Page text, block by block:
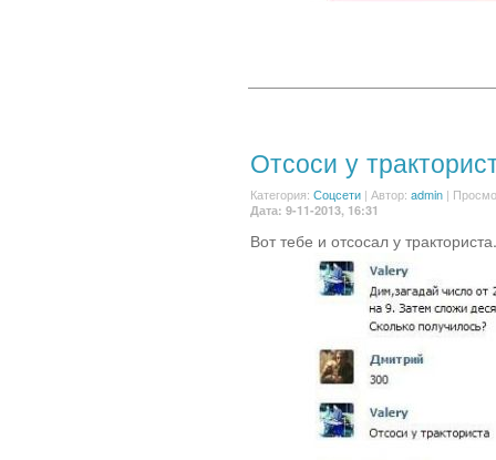
Отсоси у
Категория: Соцсети | Автор: admin |
Дата: 9-11-2013, 16:31
Вот тебе и отсосал у тракториста.